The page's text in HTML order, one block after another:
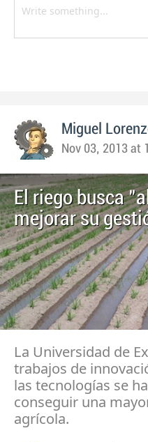
Miguel
Nov 03, 2013 at
El riego busca
mejorar su
La Universidad de
trabajos de
las tecnologías se
conseguir una
agrícola.